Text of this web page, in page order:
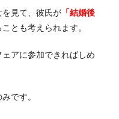
見て、彼氏が 「結婚後
とも考えられます。
アに参加できればしめ
です。